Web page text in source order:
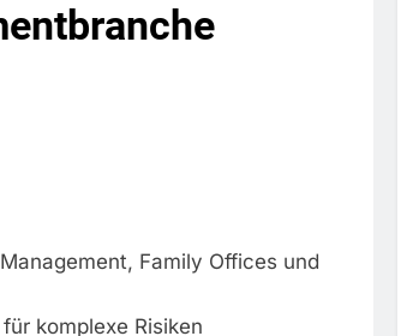
Family Offices und
komplexe Risiken